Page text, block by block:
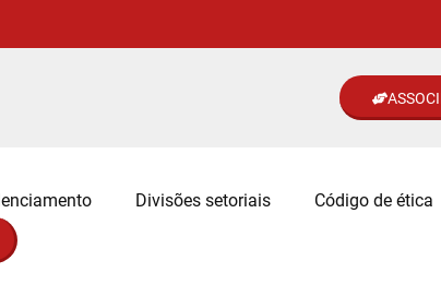
Divisões setoriais Código de ética